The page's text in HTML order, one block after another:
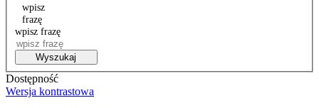
wpisz
frazę
wpisz frazę
Wyszukaj
Dostępność
Wersja kontrastowa